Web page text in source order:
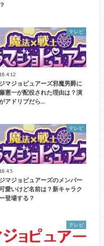
テレビ
マジョピュアーズ邪魔男爵に
憲一が配役された理由は？演
アドリブだら…
テレビ
マジョピュアーズのメンバー
愛いけど名前は？新キャラク
登場する？
テレビ